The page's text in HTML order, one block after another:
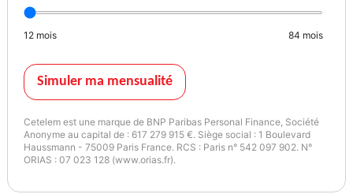
12 mois 84 mois
Simuler ma mensualité
Cetelem est une marque de BNP Paribas Personal Finance, Société
Anonyme au capital de : 617 279 915 €. Siège social : 1 Boulevard
Haussmann - 75009 Paris France. RCS : Paris n° 542 097 902. N°
ORIAS : 07 023 128 (www.orias.fr).